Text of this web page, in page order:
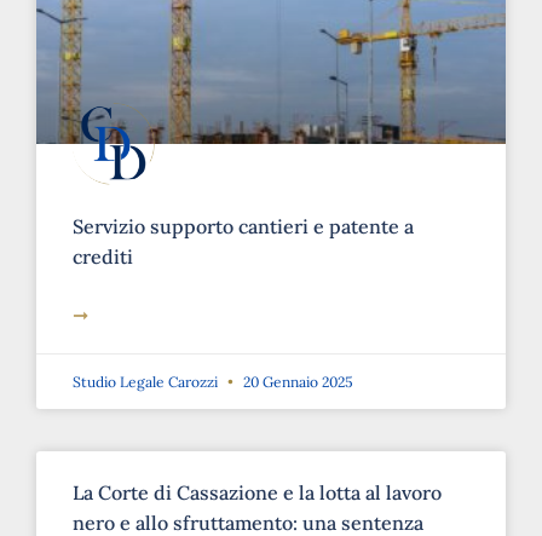
Servizio supporto cantieri e patente a
crediti
➞
Studio Legale Carozzi 20 Gennaio 2025
La Corte di Cassazione e la lotta al lavoro
nero e allo sfruttamento: una sentenza